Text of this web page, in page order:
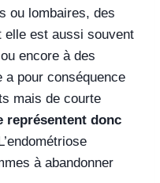
ou lombaires, des
elle est aussi souvent
encore à des
a pour conséquence
mais de courte
représentent donc
à abandonner